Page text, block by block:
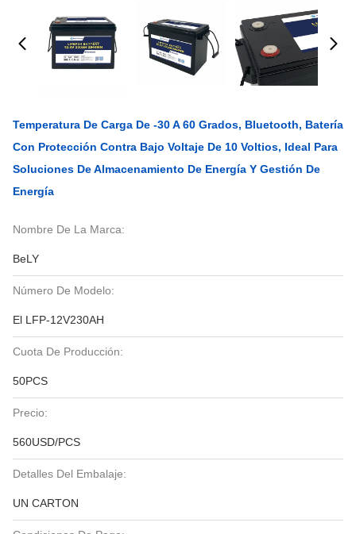
Temperatura De Carga De -30 A 60 Grados, Bluetooth, Batería
Con Protección Contra Bajo Voltaje De 10 Voltios, Ideal Para
Soluciones De Almacenamiento De Energía Y Gestión De
Energía
Nombre De La Marca:
BeLY
Número De Modelo:
El LFP-12V230AH
Cuota De Producción:
50PCS
Precio:
560USD/PCS
Detalles Del Embalaje:
UN CARTON